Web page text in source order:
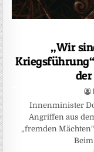
„Wir
Innenminister
Angriffen aus
„fremden